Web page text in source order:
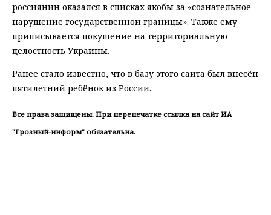
россиянин оказался в списках якобы за «сознательное
нарушение государственной границы». Также ему
приписывается покушение на территориальную
целостность Украины.
Ранее стало известно, что в базу этого сайта был внесён
пятилетний ребёнок из России.
Все права защищены. При перепечатке ссылка на сайт ИА
"Грозный-информ" обязательна.